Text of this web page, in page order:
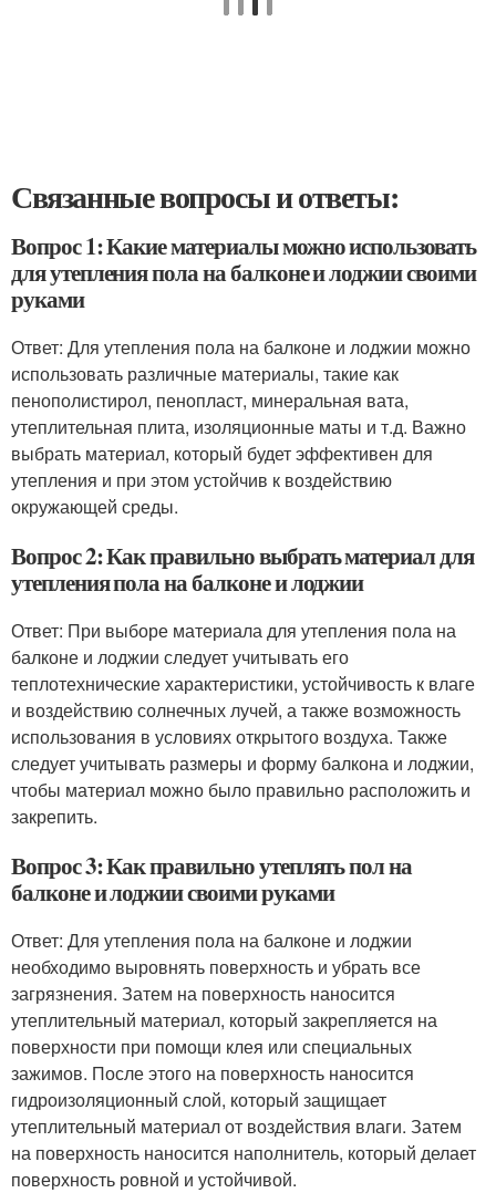
Связанные вопросы и ответы:
Вопрос 1: Какие материалы можно использовать
для утепления пола на балконе и лоджии своими
руками
Ответ: Для утепления пола на балконе и лоджии можно
использовать различные материалы, такие как
пенополистирол, пенопласт, минеральная вата,
утеплительная плита, изоляционные маты и т.д. Важно
выбрать материал, который будет эффективен для
утепления и при этом устойчив к воздействию
окружающей среды.
Вопрос 2: Как правильно выбрать материал для
утепления пола на балконе и лоджии
Ответ: При выборе материала для утепления пола на
балконе и лоджии следует учитывать его
теплотехнические характеристики, устойчивость к влаге
и воздействию солнечных лучей, а также возможность
использования в условиях открытого воздуха. Также
следует учитывать размеры и форму балкона и лоджии,
чтобы материал можно было правильно расположить и
закрепить.
Вопрос 3: Как правильно утеплять пол на
балконе и лоджии своими руками
Ответ: Для утепления пола на балконе и лоджии
необходимо выровнять поверхность и убрать все
загрязнения. Затем на поверхность наносится
утеплительный материал, который закрепляется на
поверхности при помощи клея или специальных
зажимов. После этого на поверхность наносится
гидроизоляционный слой, который защищает
утеплительный материал от воздействия влаги. Затем
на поверхность наносится наполнитель, который делает
поверхность ровной и устойчивой.